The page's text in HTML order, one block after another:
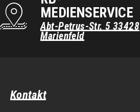
MEDIENSERVICE
Abt-Petrus-Str. 5 33428
Marienfeld
Kontakt